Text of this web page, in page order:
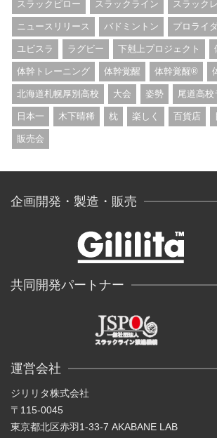
スラックピロー スラックライン スラック
ニュースリリース バドミントン プロライ
ユビスラ ラグビー 下剋上プロジェクト
体幹トレーニング 体幹覚醒 体幹覚醒®︎
北海道札幌厚別高校 大会 姿勢 尾道高校
日本一 木下晴稀 枕 楽しく 百貨店
販売会
企画開発・製造・販売
共同開発パートナー
運営会社
ジリリタ株式会社
〒115-0045
東京都北区赤羽1-33-7 AKABANE LAB